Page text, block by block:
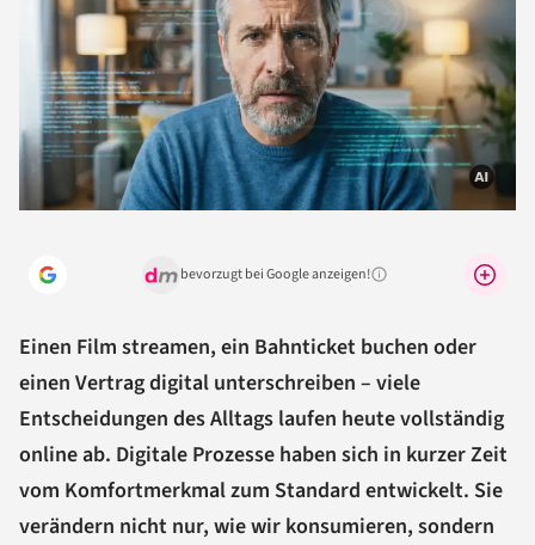
bevorzugt bei Google anzeigen!Warum lohnt sich das?
Einen Film streamen, ein Bahnticket buchen oder
einen Vertrag digital unterschreiben – viele
Entscheidungen des Alltags laufen heute vollständig
online ab. Digitale Prozesse haben sich in kurzer Zeit
vom Komfortmerkmal zum Standard entwickelt. Sie
verändern nicht nur, wie wir konsumieren, sondern